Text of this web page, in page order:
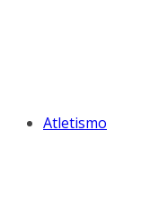
Atletismo